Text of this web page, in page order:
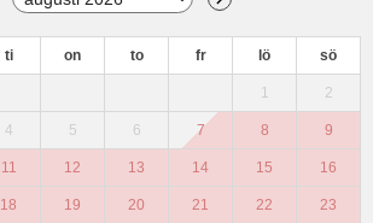
ti on to fr lö sö
1 2
4 5 6 7 8 9
11 12 13 14 15 16
18 19 20 21 22 23